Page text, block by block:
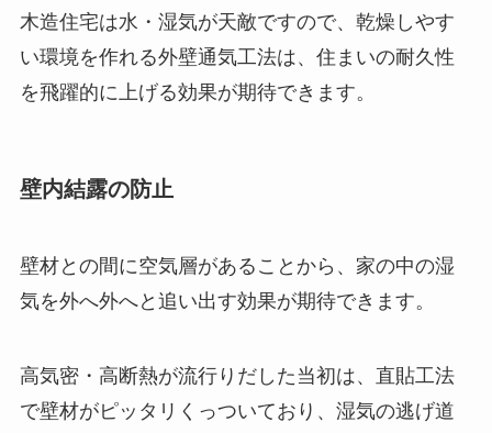
木造住宅は水・湿気が天敵ですので、乾燥しやす
い環境を作れる外壁通気工法は、住まいの耐久性
を飛躍的に上げる効果が期待できます。
壁内結露の防止
壁材との間に空気層があることから、家の中の湿
気を外へ外へと追い出す効果が期待できます。
高気密・高断熱が流行りだした当初は、直貼工法
で壁材がピッタリくっついており、湿気の逃げ道